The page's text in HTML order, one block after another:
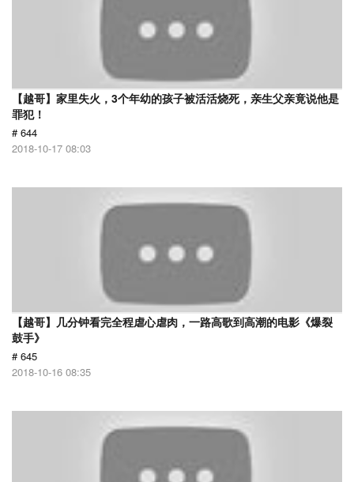
【越哥】家里失火，3个年幼的孩子被活活烧死，亲生父亲竟说他是
罪犯！
# 644
2018-10-17 08:03
【越哥】几分钟看完全程虐心虐肉，一路高歌到高潮的电影《爆裂
鼓手》
# 645
2018-10-16 08:35